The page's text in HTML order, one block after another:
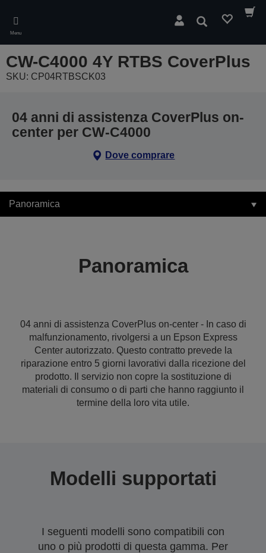
main
content
Menu
Cerca
CW-C4000 4Y RTBS CoverPlus
SKU: CP04RTBSCK03
04 anni di assistenza CoverPlus on-
center per CW-C4000
Dove comprare
Panoramica
Panoramica
04 anni di assistenza CoverPlus on-center - In caso di
malfunzionamento, rivolgersi a un Epson Express
Center autorizzato. Questo contratto prevede la
riparazione entro 5 giorni lavorativi dalla ricezione del
prodotto. Il servizio non copre la sostituzione di
materiali di consumo o di parti che hanno raggiunto il
termine della loro vita utile.
Modelli supportati
I seguenti modelli sono compatibili con
uno o più prodotti di questa gamma. Per